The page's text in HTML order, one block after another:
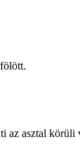
az asztal körüli